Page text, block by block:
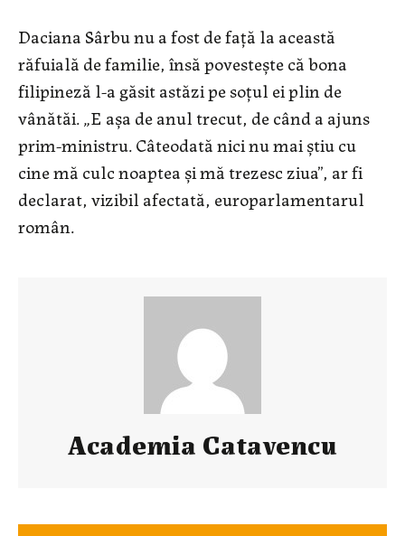
Daciana Sârbu nu a fost de față la această
răfuială de familie, însă povestește că bona
filipineză l-a găsit astăzi pe soțul ei plin de
vânătăi. „E așa de anul trecut, de când a ajuns
prim-ministru. Câteodată nici nu mai știu cu
cine mă culc noaptea și mă trezesc ziua”, ar fi
declarat, vizibil afectată, europarlamentarul
român.
Academia Catavencu